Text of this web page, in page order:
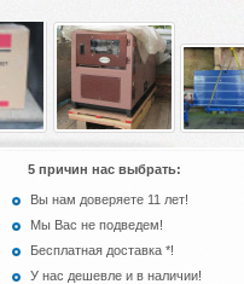
5 причин нас выбрать:
Вы нам доверяете 11 лет!
Мы Вас не подведем!
Бесплатная доставка *!
У нас дешевле и в наличии!